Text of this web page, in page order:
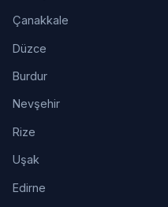
Çanakkale
Düzce
Burdur
Nevşehir
Rize
Uşak
Edirne